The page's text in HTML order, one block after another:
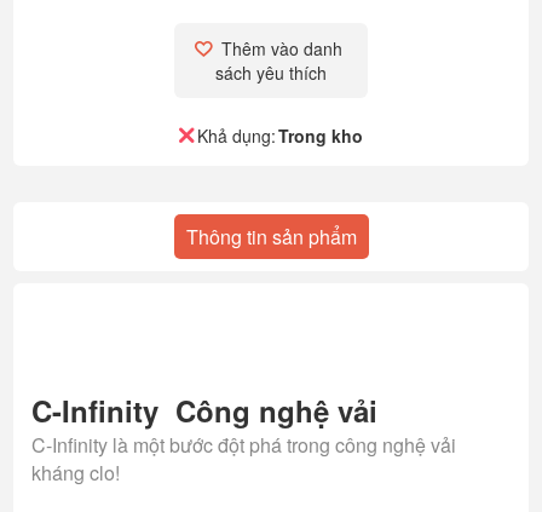
Thêm vào danh
sách yêu thích
Khả dụng:Trong kho
Thông tin sản phẩm
C-Infinity Công nghệ vải
C-Infinity là một bước đột phá trong công nghệ vải
kháng clo!